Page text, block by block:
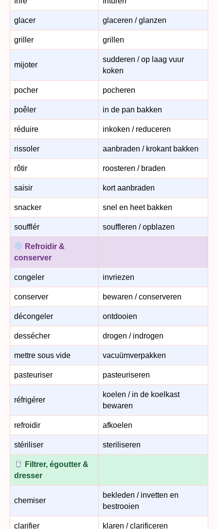
glacer glaceren / glanzen
griller grillen
mijoter
sudderen / op laag vuur
koken
pocher pocheren
poêler in de pan bakken
réduire inkoken / reduceren
rissoler aanbraden / krokant bakken
rôtir roosteren / braden
saisir kort aanbraden
snacker snel en heet bakken
soufflér souffleren / opblazen
Refroidir &
conserver
congeler invriezen
conserver bewaren / conserveren
décongeler ontdooien
dessécher drogen / indrogen
mettre sous vide vacuümverpakken
pasteuriser pasteuriseren
réfrigérer
koelen / in de koelkast
bewaren
refroidir afkoelen
stériliser steriliseren
Filtrer, égoutter &
dresser
chemiser
bekleden / invetten en
bestrooien
clarifier klaren / clarificeren